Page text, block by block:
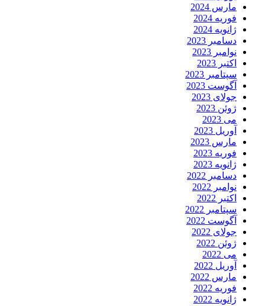
مارس 2024
فوریه 2024
ژانویه 2024
دسامبر 2023
نوامبر 2023
اکتبر 2023
سپتامبر 2023
آگوست 2023
جولای 2023
ژوئن 2023
می 2023
آوریل 2023
مارس 2023
فوریه 2023
ژانویه 2023
دسامبر 2022
نوامبر 2022
اکتبر 2022
سپتامبر 2022
آگوست 2022
جولای 2022
ژوئن 2022
می 2022
آوریل 2022
مارس 2022
فوریه 2022
ژانویه 2022